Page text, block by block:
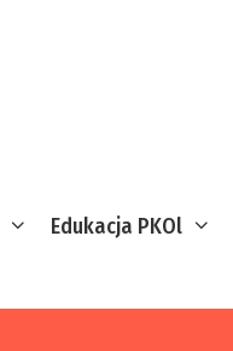
Edukacja PKOl